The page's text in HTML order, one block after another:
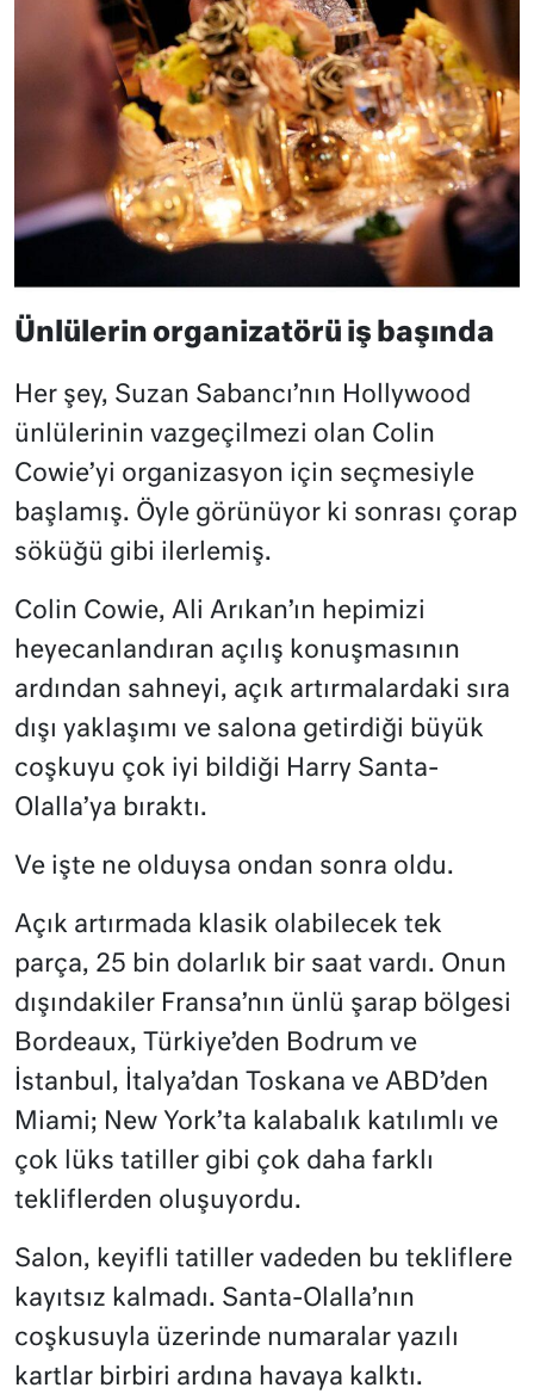
Ünlülerin organizatörü iş başında
Her şey, Suzan Sabancı’nın Hollywood
ünlülerinin vazgeçilmezi olan Colin
Cowie’yi organizasyon için seçmesiyle
başlamış. Öyle görünüyor ki sonrası çorap
söküğü gibi ilerlemiş.
Colin Cowie, Ali Arıkan’ın hepimizi
heyecanlandıran açılış konuşmasının
ardından sahneyi, açık artırmalardaki sıra
dışı yaklaşımı ve salona getirdiği büyük
coşkuyu çok iyi bildiği Harry Santa-
Olalla’ya bıraktı.
Ve işte ne olduysa ondan sonra oldu.
Açık artırmada klasik olabilecek tek
parça, 25 bin dolarlık bir saat vardı. Onun
dışındakiler Fransa’nın ünlü şarap bölgesi
Bordeaux, Türkiye’den Bodrum ve
İstanbul, İtalya’dan Toskana ve ABD’den
Miami; New York’ta kalabalık katılımlı ve
çok lüks tatiller gibi çok daha farklı
tekliflerden oluşuyordu.
Salon, keyifli tatiller vadeden bu tekliflere
kayıtsız kalmadı. Santa-Olalla’nın
coşkusuyla üzerinde numaralar yazılı
kartlar birbiri ardına havaya kalktı.